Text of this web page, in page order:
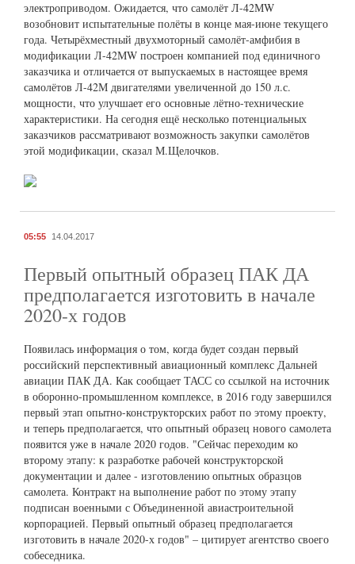
электроприводом. Ожидается, что самолёт Л-42МW
возобновит испытательные полёты в конце мая-июне текущего
года. Четырёхместный двухмоторный самолёт-амфибия в
модификации Л-42МW построен компанией под единичного
заказчика и отличается от выпускаемых в настоящее время
самолётов Л-42М двигателями увеличенной до 150 л.с.
мощности, что улучшает его основные лётно-технические
характеристики. На сегодня ещё несколько потенциальных
заказчиков рассматривают возможность закупки самолётов
этой модификации, сказал М.Щелочков.
05:55 14.04.2017
Первый опытный образец ПАК ДА
предполагается изготовить в начале
2020-х годов
Появилась информация о том, когда будет создан первый
российский перспективный авиационный комплекс Дальней
авиации ПАК ДА. Как сообщает ТАСС со ссылкой на источник
в оборонно-промышленном комплексе, в 2016 году завершился
первый этап опытно-конструкторских работ по этому проекту,
и теперь предполагается, что опытный образец нового самолета
появится уже в начале 2020 годов. "Сейчас переходим ко
второму этапу: к разработке рабочей конструкторской
документации и далее - изготовлению опытных образцов
самолета. Контракт на выполнение работ по этому этапу
подписан военными с Объединенной авиастроительной
корпорацией. Первый опытный образец предполагается
изготовить в начале 2020-х годов" – цитирует агентство своего
собеседника.